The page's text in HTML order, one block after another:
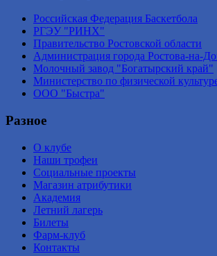
Российская Федерация Баскетбола
РГЭУ "РИНХ"
Правительство Ростовской области
Администрация города Ростова-на-
Молочный завод "Богатырский край"
Министерство по физической
ООО "Быстра"
Разное
О клубе
Наши трофеи
Социальные проекты
Магазин атрибутики
Академия
Летний лагерь
Билеты
Фарм-клуб
Контакты